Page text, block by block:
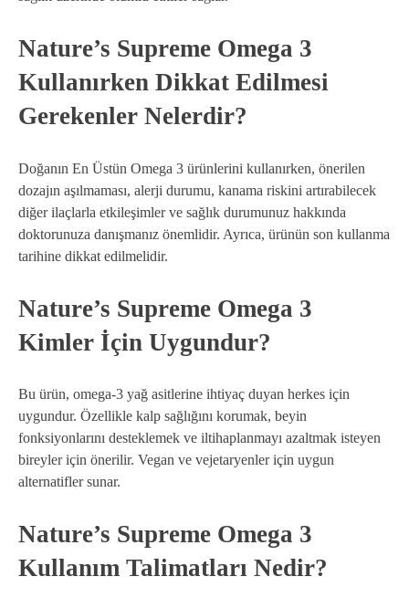
Nature’s Supreme Omega 3
Kullanırken Dikkat Edilmesi
Gerekenler Nelerdir?
Doğanın En Üstün Omega 3 ürünlerini kullanırken, önerilen
dozajın aşılmaması, alerji durumu, kanama riskini artırabilecek
diğer ilaçlarla etkileşimler ve sağlık durumunuz hakkında
doktorunuza danışmanız önemlidir. Ayrıca, ürünün son kullanma
tarihine dikkat edilmelidir.
Nature’s Supreme Omega 3
Kimler İçin Uygundur?
Bu ürün, omega-3 yağ asitlerine ihtiyaç duyan herkes için
uygundur. Özellikle kalp sağlığını korumak, beyin
fonksiyonlarını desteklemek ve iltihaplanmayı azaltmak isteyen
bireyler için önerilir. Vegan ve vejetaryenler için uygun
alternatifler sunar.
Nature’s Supreme Omega 3
Kullanım Talimatları Nedir?